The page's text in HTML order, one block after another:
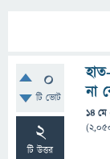
0
টি ভোট
2
টি উত্তর
না
14
(